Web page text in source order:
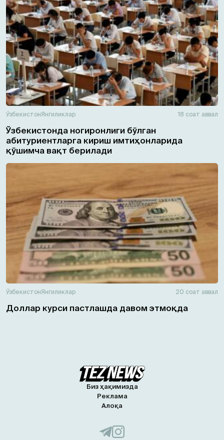
ЎзбекистонЯнгиликлар 18 соат аввал
Ўзбекистонда ногиронлиги бўлган
абитуриентларга кириш имтиҳонларида
қўшимча вақт берилади
ЎзбекистонЯнгиликлар 20 соат аввал
Доллар курси пастлашда давом этмоқда
Биз ҳақимизда
Реклама
Алоқа